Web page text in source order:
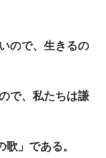
、生きるの
私たちは謙
である。